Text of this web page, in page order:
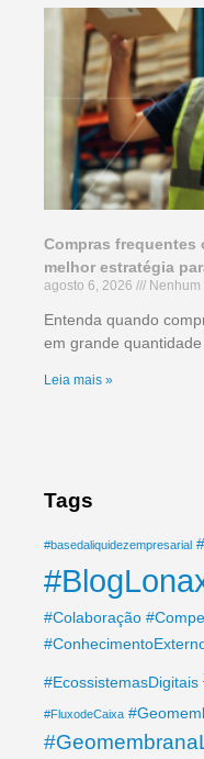
Compras
melhor estratégia
agosto 6, 2026
Entenda quando
em grande quantidade
Leia mais »
Tags
#basedaliquidezempresarial
#Colaboração
#EcossistemasDigitais
#FluxodeCaixa